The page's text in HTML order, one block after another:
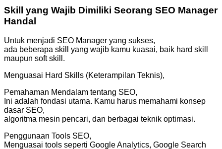
Skill yang Wajib Dimiliki Seorang SEO Manager
Handal
Untuk menjadi SEO Manager yang sukses,
ada beberapa skill yang wajib kamu kuasai, baik hard skill
maupun soft skill.
Menguasai Hard Skills (Keterampilan Teknis),
Pemahaman Mendalam tentang SEO,
Ini adalah fondasi utama. Kamu harus memahami konsep
dasar SEO,
algoritma mesin pencari, dan berbagai teknik optimasi.
Penggunaan Tools SEO,
Menguasai tools seperti Google Analytics, Google Search